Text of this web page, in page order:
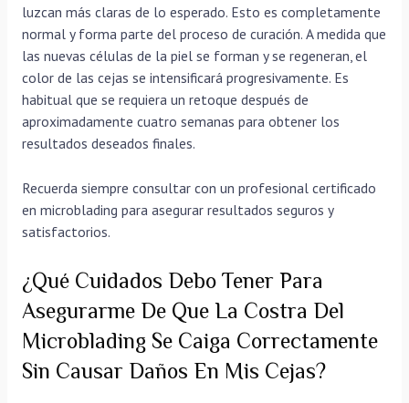
luzcan más claras de lo esperado. Esto es completamente
normal y forma parte del proceso de curación. A medida que
las nuevas células de la piel se forman y se regeneran, el
color de las cejas se intensificará progresivamente. Es
habitual que se requiera un retoque después de
aproximadamente cuatro semanas para obtener los
resultados deseados finales.
Recuerda siempre consultar con un profesional certificado
en microblading para asegurar resultados seguros y
satisfactorios.
¿Qué Cuidados Debo Tener Para
Asegurarme De Que La Costra Del
Microblading Se Caiga Correctamente
Sin Causar Daños En Mis Cejas?